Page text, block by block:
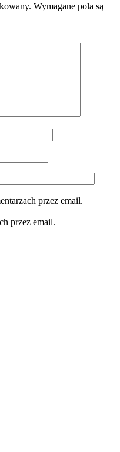
Wymagane pola są
przez email.
przez email.